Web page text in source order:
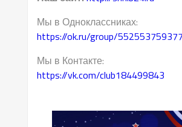
Мы в Одноклассниках:
https://ok.ru/group/
Мы в Контакте:
https://vk.com/club184499843